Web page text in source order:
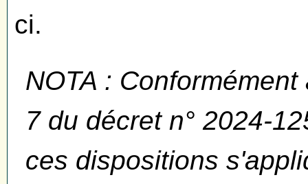
ci.
NOTA :
7 du décret n° 2024-
ces dispositions